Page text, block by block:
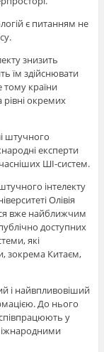
є питанням не
знизить
їм здійснювати
тому країни
окремих
штучного
експерти
ШІ-систем.
інтелекту
Олівія
вже найближчим
доступних
які
зокрема Китаєм,
і найвпливовіший
До нього
у